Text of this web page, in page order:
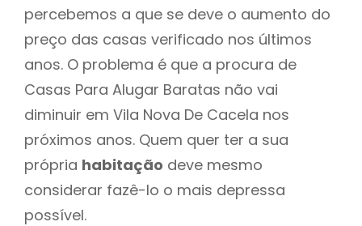
percebemos a que se deve o aumento do
preço das casas verificado nos últimos
anos. O problema é que a procura de
Casas Para Alugar Baratas não vai
diminuir em Vila Nova De Cacela nos
próximos anos. Quem quer ter a sua
própria habitação deve mesmo
considerar fazê-lo o mais depressa
possível.